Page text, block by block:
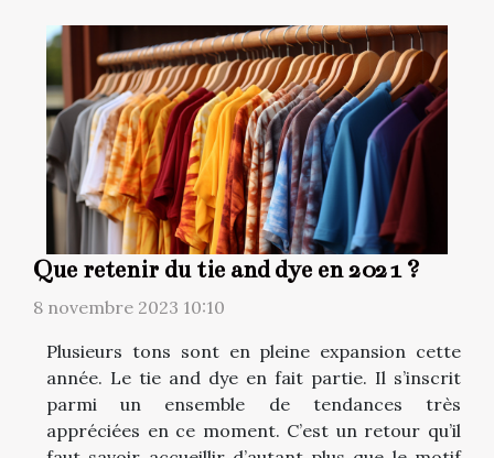
Que retenir du tie and dye en 2021 ?
8 novembre 2023 10:10
Plusieurs tons sont en pleine expansion cette
année. Le tie and dye en fait partie. Il s’inscrit
parmi un ensemble de tendances très
appréciées en ce moment. C’est un retour qu’il